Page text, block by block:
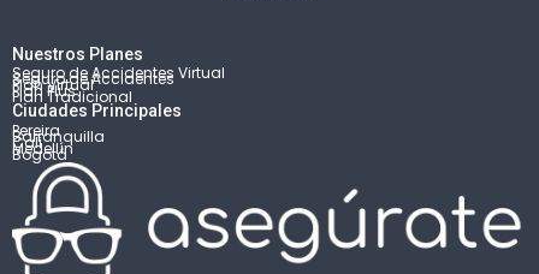
Nuestros Planes
Plan Tradicional
Plan Plus
Plan Virtual
Seguro de Accidentes
Seguro de Accidentes Virtual
Ciudades Principales
Bogotá
Medellín
Cali
Barranquilla
Pereira